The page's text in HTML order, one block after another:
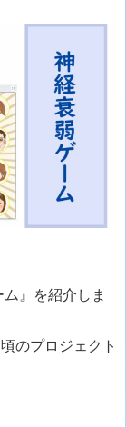
』を紹介しま
のプロジェクト